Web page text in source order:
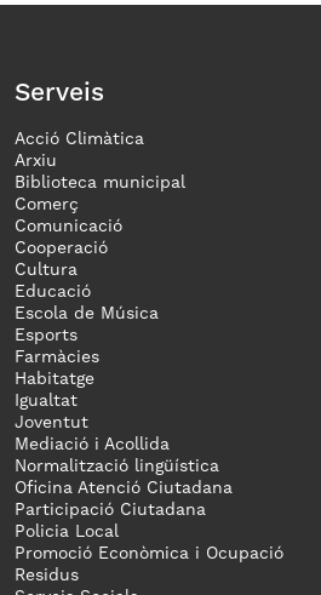
Serveis
Acció Climàtica
Arxiu
Biblioteca municipal
Comerç
Comunicació
Cooperació
Cultura
Educació
Escola de Música
Esports
Farmàcies
Habitatge
Igualtat
Joventut
Mediació i Acollida
Normalització lingüística
Oficina Atenció Ciutadana
Participació Ciutadana
Policia Local
Promoció Econòmica i Ocupació
Residus